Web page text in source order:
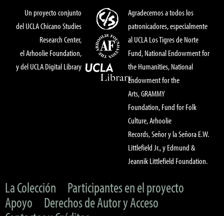
Un proyecto conjunto
del UCLA Chicano Studies
Research Center,
el Arhoolie Foundation,
y del UCLA Digital Library
Agradecemos a todos los
patronicadores, especialmente
al UCLA Los Tigres de Norte
Fund, National Endowment for
the Humanities, National
Endowment for the
Arts, GRAMMY
Foundation, Fund for Folk
Culture, Arhoolie
Records, Señor y la Señora E.W.
Littlefield Jr., y Edmund &
Jeannik Littlefield Foundation.
La Colección
Participantes en el proyecto
Apoyo
Derechos de Autor y Acceso